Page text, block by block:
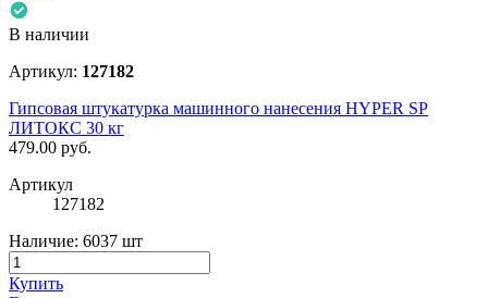
В наличии
Артикул: 127182
Гипсовая штукатурка машинного нанесения HYPER SP
ЛИТОКС 30 кг
479.00 руб.
Артикул
127182
Наличие: 6037 шт
Купить